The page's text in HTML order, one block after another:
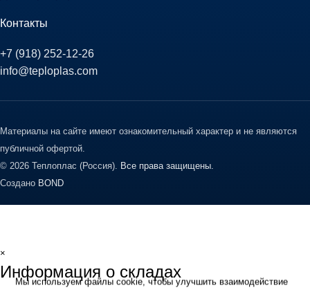
Контакты
+7 (918) 252-12-26
info@teploplas.com
Материалы на сайте имеют ознакомительный характер и не являются
публичной офертой.
© 2026 Теплоплас (Россия). Все права защищены.
Создано BOND
Мы используем файлы cookie, чтобы улучшить взаимодействие
×
Информация о складах